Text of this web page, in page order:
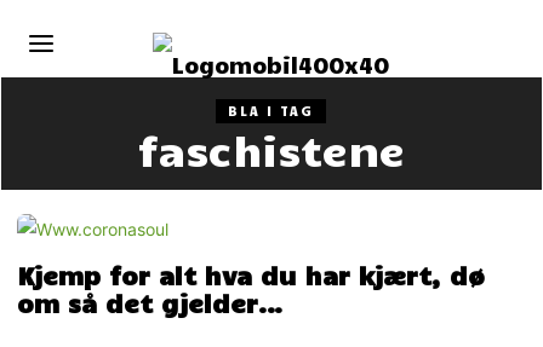
BLA I TAG
faschistene
Kjemp for alt hva du har kjært, dø
om så det gjelder…